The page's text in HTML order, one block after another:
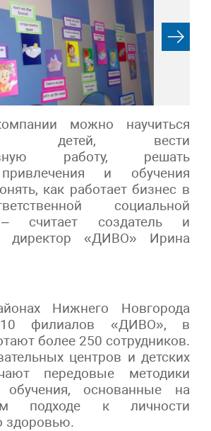
можно научиться
детей, вести
работу, решать
и обучения
как работает бизнес в
социальной
– считает создатель и
директор «ДИВО» Ирина
Нижнего Новгорода
10 филиалов «ДИВО», в
более 250 сотрудников.
центров и детских
передовые методики
основанные на
подходе к личности
здоровью.